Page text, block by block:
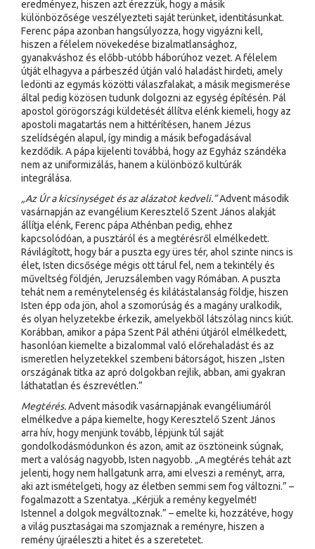
eredményez, hiszen azt érezzük, hogy a másik
különbözősége veszélyezteti saját terünket, identitásunkat.
Ferenc pápa azonban hangsúlyozza, hogy vigyázni kell,
hiszen a félelem növekedése bizalmatlansághoz,
gyanakváshoz és előbb-utóbb háborúhoz vezet. A félelem
útját elhagyva a párbeszéd útján való haladást hirdeti, amely
ledönti az egymás közötti válaszfalakat, a másik megismerése
által pedig közösen tudunk dolgozni az egység építésén. Pál
apostol görögországi küldetését állítva elénk kiemeli, hogy az
apostoli magatartás nem a hittérítésen, hanem Jézus
szelídségén alapul, így mindig a másik befogadásával
kezdődik. A pápa kijelenti továbbá, hogy az Egyház szándéka
nem az uniformizálás, hanem a különböző kultúrák
integrálása.
„Az Úr a kicsinységet és az alázatot kedveli.”Advent második
vasárnapján az evangélium Keresztelő Szent János alakját
állítja elénk, Ferenc pápa Athénban pedig, ehhez
kapcsolódóan, a pusztáról és a megtérésről elmélkedett.
Rávilágított, hogy bár a puszta egy üres tér, ahol szinte nincs is
élet, Isten dicsősége mégis ott tárul fel, nem a tekintély és
műveltség földjén, Jeruzsálemben vagy Rómában. A puszta
tehát nem a reménytelenség és kilátástalanság földje, hiszen
Isten épp oda jön, ahol a szomorúság és a magány uralkodik,
és olyan helyzetekbe érkezik, amelyekből látszólag nincs kiút.
Korábban, amikor a pápa Szent Pál athéni útjáról elmélkedett,
hasonlóan kiemelte a bizalommal való előrehaladást és az
ismeretlen helyzetekkel szembeni bátorságot, hiszen „Isten
országának titka az apró dolgokban rejlik, abban, ami gyakran
láthatatlan és észrevétlen.”
Megtérés.Advent második vasárnapjának evangéliumáról
elmélkedve a pápa kiemelte, hogy Keresztelő Szent János
arra hív, hogy menjünk tovább, lépjünk túl saját
gondolkodásmódunkon és azon, amit az ösztöneink súgnak,
mert a valóság nagyobb, Isten nagyobb. „A megtérés tehát azt
jelenti, hogy nem hallgatunk arra, ami elveszi a reményt, arra,
aki azt ismételgeti, hogy az életben semmi sem fog változni.” –
fogalmazott a Szentatya. „Kérjük a remény kegyelmét!
Istennel a dolgok megváltoznak.” – emelte ki, hozzátéve, hogy
a világ pusztaságai ma szomjaznak a reményre, hiszen a
remény újraéleszti a hitet és a szeretetet.